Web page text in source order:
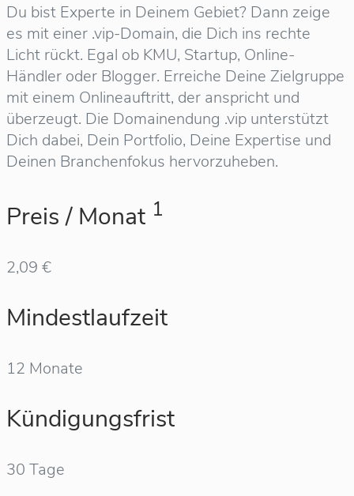
Du bist Experte in Deinem Gebiet? Dann zeige
es mit einer .vip-Domain, die Dich ins rechte
Licht rückt. Egal ob KMU, Startup, Online-
Händler oder Blogger. Erreiche Deine Zielgruppe
mit einem Onlineauftritt, der anspricht und
überzeugt. Die Domainendung .vip unterstützt
Dich dabei, Dein Portfolio, Deine Expertise und
Deinen Branchenfokus hervorzuheben.
Preis / Monat 1
2,09 €
Mindestlaufzeit
12 Monate
Kündigungsfrist
30 Tage